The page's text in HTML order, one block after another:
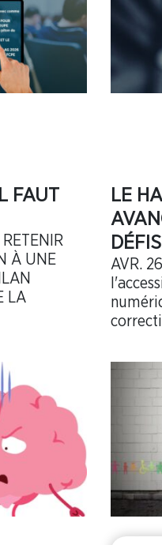
FAUT
À UNE
LA
LE
AVR.